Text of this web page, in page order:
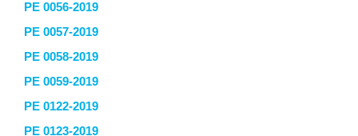
PE 0056-2019
PE 0057-2019
PE 0058-2019
PE 0059-2019
PE 0122-2019
PE 0123-2019